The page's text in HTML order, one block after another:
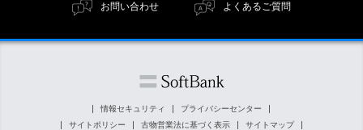
お問い合わせ よくあるご質問
情報セキュリティ
プライバシーセンター
サイトポリシー
古物営業法に基づく表示 サイトマップ